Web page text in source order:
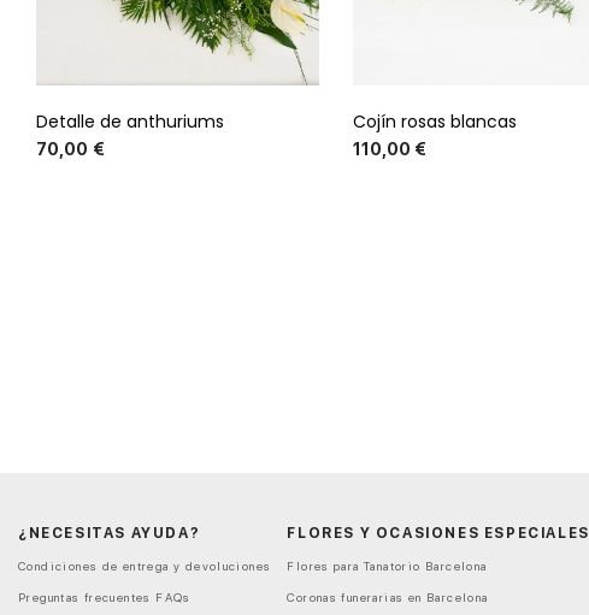
Detalle de anthuriums
70,00 €
Cojín rosas blancas
110,00 €
¿NECESITAS AYUDA?
Condiciones de entrega y devoluciones
Preguntas frecuentes FAQs
FLORES Y OCASIONES ESPECIALES
Flores para Tanatorio Barcelona
Coronas funerarias en Barcelona